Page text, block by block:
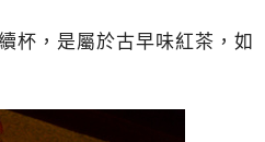
杯，是屬於古早味紅茶，如